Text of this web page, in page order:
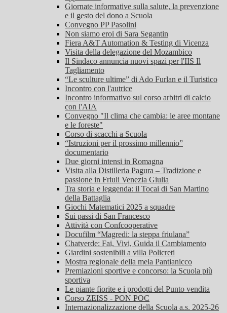
Giornate informative sulla salute, la prevenzione
e il gesto del dono a Scuola
Convegno PP Pasolini
Non siamo eroi di Sara Segantin
Fiera A&T Automation & Testing di Vicenza
Visita della delegazione del Mozambico
Il Sindaco annuncia nuovi spazi per l'IIS Il
Tagliamento
“Le sculture ultime” di Ado Furlan e il Turistico
Incontro con l'autrice
Incontro informativo sul corso arbitri di calcio
con l'AIA
Convegno "Il clima che cambia: le aree montane
e le foreste"
Corso di scacchi a Scuola
“Istruzioni per il prossimo millennio”
documentario
Due giorni intensi in Romagna
Visita alla Distilleria Pagura – Tradizione e
passione in Friuli Venezia Giulia
Tra storia e leggenda: il Tocai di San Martino
della Battaglia
Giochi Matematici 2025 a squadre
Sui passi di San Francesco
Attività con Confcooperative
Docufilm “Magredi: la steppa friulana”
Chatverde: Fai, Vivi, Guida il Cambiamento
Giardini sostenibili a villa Policreti
Mostra regionale della mela Pantianicco
Premiazioni sportive e concorso: la Scuola più
sportiva
Le piante fiorite e i prodotti del Punto vendita
Corso ZEISS - PON POC
Internazionalizzazione della Scuola a.s. 2025-26